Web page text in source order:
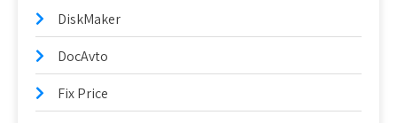
DiskMaker
DocAvto
Fix Price